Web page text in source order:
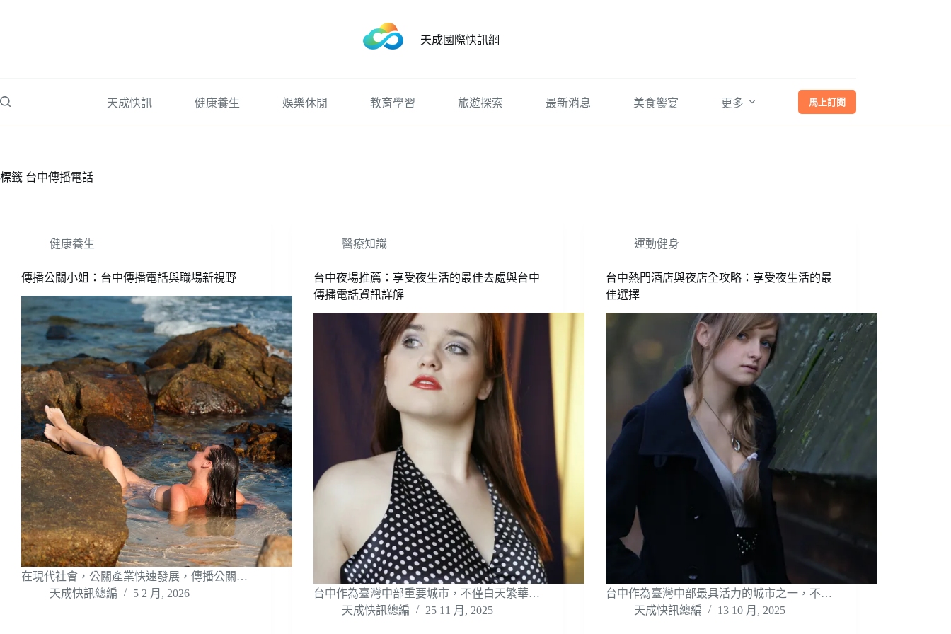
容
天成國際快訊網
天成快訊 健康養生 娛樂休閒 教育學習 旅遊探索 最新消息 美食饗宴 更多 馬上訂閱
標籤 台中傳播電話
健康養生
傳播公關小姐：台中傳播電話與職場新視野
在現代社會，公關產業快速發展，傳播公關…
天成快訊總編
5 2 月, 2026
醫療知識
台中夜場推薦：享受夜生活的最佳去處與台中
傳播電話資訊詳解
台中作為臺灣中部重要城市，不僅白天繁華…
天成快訊總編
25 11 月, 2025
運動健身
台中熱門酒店與夜店全攻略：享受夜生活的最
佳選擇
台中作為臺灣中部最具活力的城市之一，不…
天成快訊總編
13 10 月, 2025